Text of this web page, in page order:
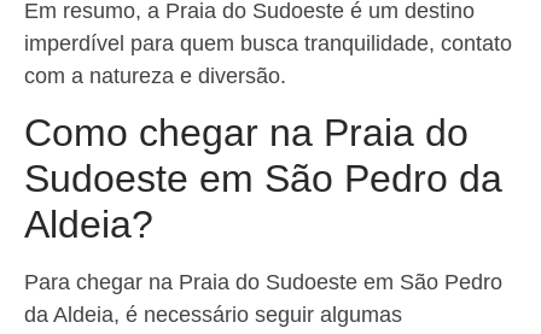
Em resumo, a Praia do Sudoeste é um destino
imperdível para quem busca tranquilidade, contato
com a natureza e diversão.
Como chegar na Praia do
Sudoeste em São Pedro da
Aldeia?
Para chegar na Praia do Sudoeste em São Pedro
da Aldeia, é necessário seguir algumas